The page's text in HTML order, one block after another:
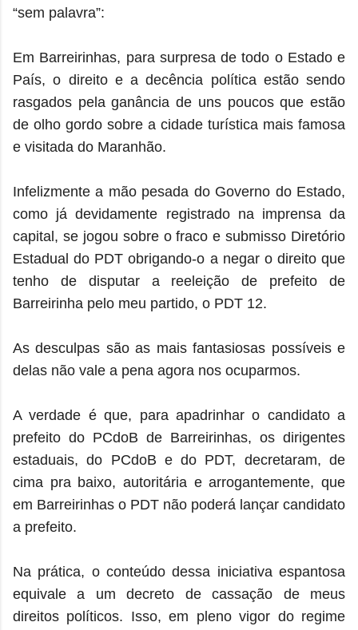
“sem palavra”:
Em Barreirinhas, para surpresa de todo o Estado e
País, o direito e a decência política estão sendo
rasgados pela ganância de uns poucos que estão
de olho gordo sobre a cidade turística mais famosa
e visitada do Maranhão.
Infelizmente a mão pesada do Governo do Estado,
como já devidamente registrado na imprensa da
capital, se jogou sobre o fraco e submisso Diretório
Estadual do PDT obrigando-o a negar o direito que
tenho de disputar a reeleição de prefeito de
Barreirinha pelo meu partido, o PDT 12.
As desculpas são as mais fantasiosas possíveis e
delas não vale a pena agora nos ocuparmos.
A verdade é que, para apadrinhar o candidato a
prefeito do PCdoB de Barreirinhas, os dirigentes
estaduais, do PCdoB e do PDT, decretaram, de
cima pra baixo, autoritária e arrogantemente, que
em Barreirinhas o PDT não poderá lançar candidato
a prefeito.
Na prática, o conteúdo dessa iniciativa espantosa
equivale a um decreto de cassação de meus
direitos políticos. Isso, em pleno vigor do regime